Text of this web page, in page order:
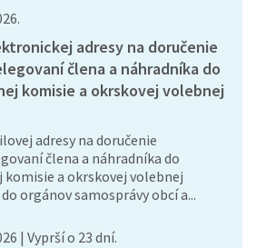
adresy na doručenie
člena a náhradníka do
komisie a okrskovej volebnej
adresy na doručenie
člena a náhradníka do
a okrskovej volebnej
orgánov samosprávy obcí a...
| Vyprší o 23 dní.